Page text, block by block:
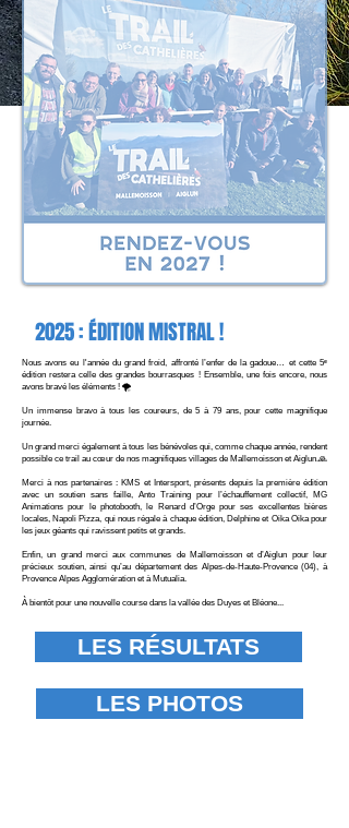
2025 : ÉDITION MISTRAL !
Nous avons eu l'année du grand froid, affronté l’enfer de la gadoue… et cette 5ᵉ
édition restera celle des grandes bourrasques ! Ensemble, une fois encore, nous
avons bravé les éléments ! 🌪️
Un immense bravo à tous les coureurs, de 5 à 79 ans, pour cette magnifique
journée.
Un grand merci également à tous les bénévoles qui, comme chaque année, rendent
possible ce trail au cœur de nos magnifiques villages de Mallemoisson et Aiglun.🙏
Merci à nos partenaires : KMS et Intersport, présents depuis la première édition
avec un soutien sans faille, Anto Training pour l’échauffement collectif, MG
Animations pour le photobooth, le Renard d’Orge pour ses excellentes bières
locales, Napoli Pizza, qui nous régale à chaque édition, Delphine et Oika Oika pour
les jeux géants qui ravissent petits et grands.
Enfin, un grand merci aux communes de Mallemoisson et d’Aiglun pour leur
précieux soutien, ainsi qu’au département des Alpes-de-Haute-Provence (04), à
Provence Alpes Agglomération et à Mutualia.
À bientôt pour une nouvelle course dans la vallée des Duyes et Bléone...
LES RÉSULTATS
LES PHOTOS